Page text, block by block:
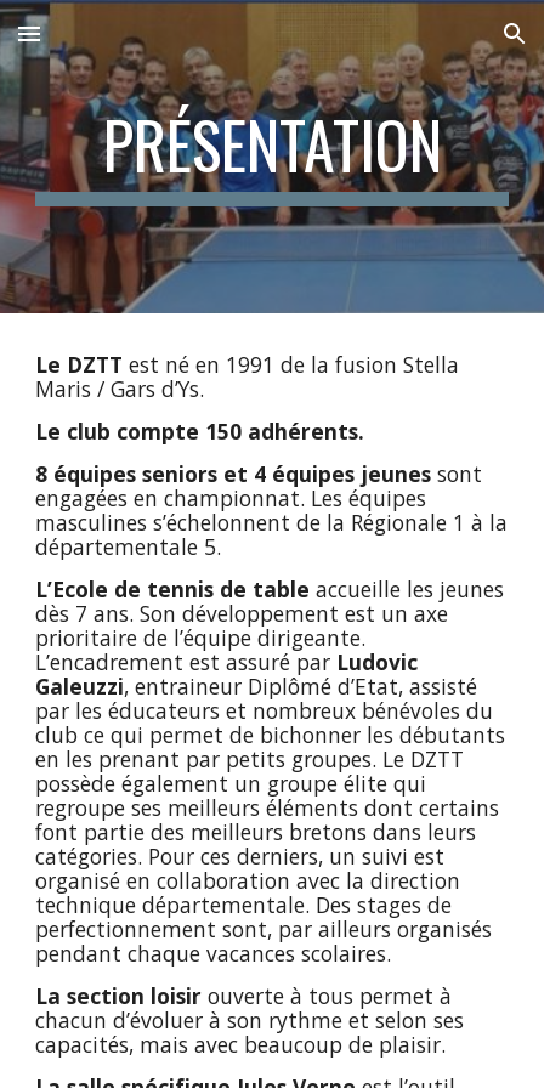
Skip to main content Skip to navigation
PRÉSENTATION
Le DZTT est né en 1991 de la fusion Stella
Maris / Gars d’Ys.
Le club compte 150 adhérents.
8 équipes seniors et 4 équipes jeunes sont
engagées en championnat. Les équipes
masculines s’échelonnent de la Régionale 1 à la
départementale 5.
L’Ecole de tennis de table accueille les jeunes
dès 7 ans. Son développement est un axe
prioritaire de l’équipe dirigeante.
L’encadrement est assuré par Ludovic
Galeuzzi, entraineur Diplômé d’Etat, assisté
par les éducateurs et nombreux bénévoles du
club ce qui permet de bichonner les débutants
en les prenant par petits groupes. Le DZTT
possède également un groupe élite qui
regroupe ses meilleurs éléments dont certains
font partie des meilleurs bretons dans leurs
catégories. Pour ces derniers, un suivi est
organisé en collaboration avec la direction
technique départementale. Des stages de
perfectionnement sont, par ailleurs organisés
pendant chaque vacances scolaires.
La section loisir ouverte à tous permet à
chacun d’évoluer à son rythme et selon ses
capacités, mais avec beaucoup de plaisir.